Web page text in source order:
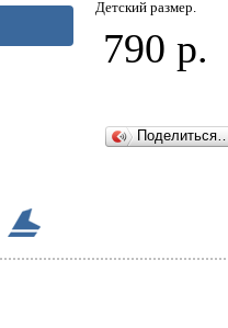
Детский размер.
790 р.